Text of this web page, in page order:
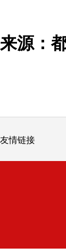
来源：
友情链接